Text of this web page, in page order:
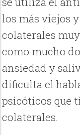
los más viejos
colaterales
como mucho
ansiedad y
dificulta el
psicóticos que
colaterales.